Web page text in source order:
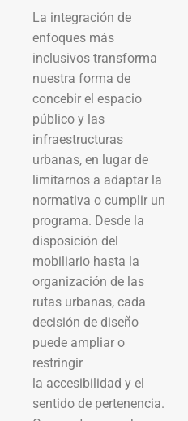
La integración de
enfoques más
inclusivos transforma
nuestra forma de
concebir el espacio
público y las
infraestructuras
urbanas, en lugar de
limitarnos a adaptar la
normativa o cumplir un
programa. Desde la
disposición del
mobiliario hasta la
organización de las
rutas urbanas, cada
decisión de diseño
puede ampliar o
restringir
la accesibilidad y el
sentido de pertenencia.